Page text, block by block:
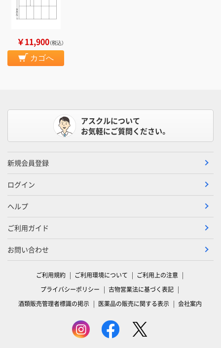
￥11,900（税込）
カゴへ
アスクルについて
お気軽にご質問ください。
新規会員登録
ログイン
ヘルプ
ご利用ガイド
お問い合わせ
ご利用規約 ご利用環境について
ご利用上の注意
プライバシーポリシー
古物営業法に基づく表記
酒類販売管理者標識の掲示
医薬品の販売に関する表示 会社案内